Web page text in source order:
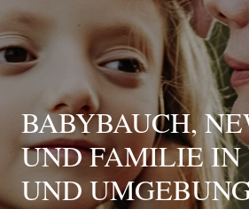
BABYBAUCH,
UND FAMILIE
UND